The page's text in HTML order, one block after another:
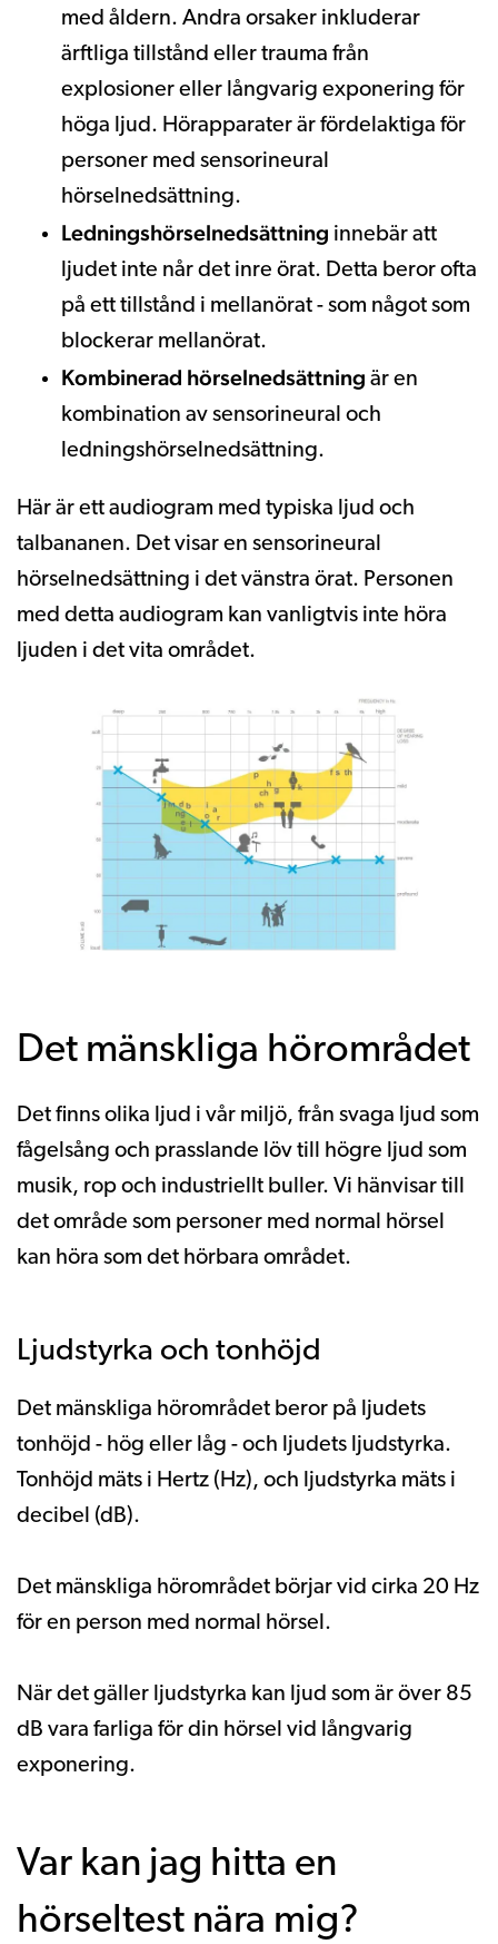
med åldern. Andra orsaker inkluderar
ärftliga tillstånd eller trauma från
explosioner eller långvarig exponering för
höga ljud. Hörapparater är fördelaktiga för
personer med sensorineural
hörselnedsättning.
Ledningshörselnedsättning innebär att
ljudet inte når det inre örat. Detta beror ofta
på ett tillstånd i mellanörat - som något som
blockerar mellanörat.
Kombinerad hörselnedsättning är en
kombination av sensorineural och
ledningshörselnedsättning.
Här är ett audiogram med typiska ljud och
talbananen. Det visar en sensorineural
hörselnedsättning i det vänstra örat. Personen
med detta audiogram kan vanligtvis inte höra
ljuden i det vita området.
Det mänskliga hörområdet
Det finns olika ljud i vår miljö, från svaga ljud som
fågelsång och prasslande löv till högre ljud som
musik, rop och industriellt buller. Vi hänvisar till
det område som personer med normal hörsel
kan höra som det hörbara området.
Ljudstyrka och tonhöjd
Det mänskliga hörområdet beror på ljudets
tonhöjd - hög eller låg - och ljudets ljudstyrka.
Tonhöjd mäts i Hertz (Hz), och ljudstyrka mäts i
decibel (dB).
Det mänskliga hörområdet börjar vid cirka 20 Hz
för en person med normal hörsel.
När det gäller ljudstyrka kan ljud som är över 85
dB vara farliga för din hörsel vid långvarig
exponering.
Var kan jag hitta en
hörseltest nära mig?